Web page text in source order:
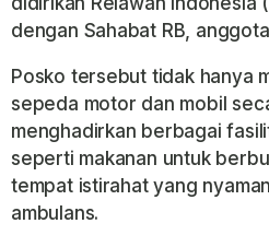
dengan Sahabat RB, anggota
Posko tersebut tidak hanya
sepeda motor dan mobil
menghadirkan berbagai
seperti makanan untuk
tempat istirahat yang
ambulans.